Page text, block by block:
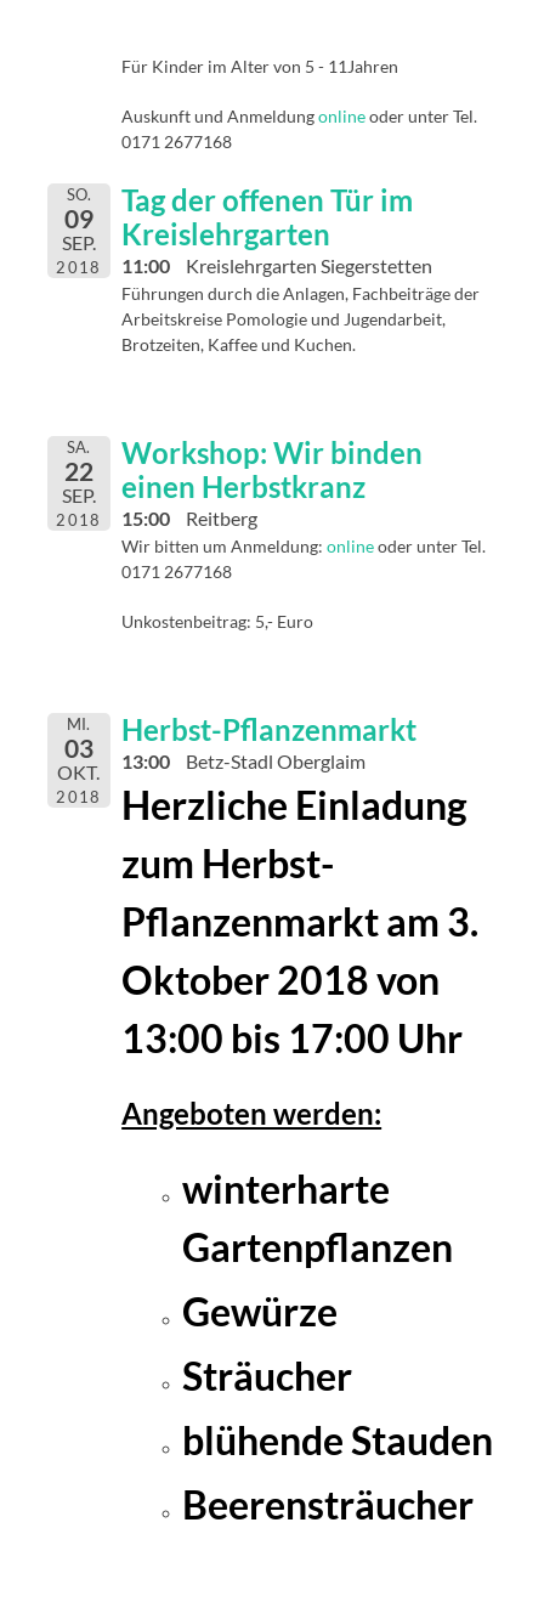
Für Kinder im Alter von 5 - 11Jahren
Auskunft und Anmeldungonlineoder unter Tel.
0171 2677168
SO.
09
SEP.
2018
Tag der offenen Tür im
Kreislehrgarten
11:00 Kreislehrgarten Siegerstetten
Führungen durch die Anlagen, Fachbeiträge der
Arbeitskreise Pomologie und Jugendarbeit,
Brotzeiten, Kaffee und Kuchen.
SA.
22
SEP.
2018
Workshop: Wir binden
einen Herbstkranz
15:00 Reitberg
Wir bitten um Anmeldung:onlineoder unter Tel.
0171 2677168
Unkostenbeitrag: 5,- Euro
MI.
03
OKT.
2018
Herbst-Pflanzenmarkt
13:00 Betz-Stadl Oberglaim
Herzliche Einladung
zum Herbst-
Pflanzenmarktam 3.
Oktober 2018von
13:00 bis 17:00 Uhr
Angeboten werden:
winterharte
Gartenpflanzen
Gewürze
Sträucher
blühende Stauden
Beerensträucher